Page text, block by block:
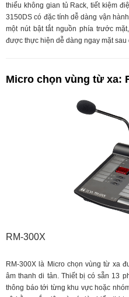
thiểu không gian tủ Rack, tiết kiệm
3150DS có đặc tính dễ dàng vận
một nút bật tắt nguồn phía trước
được thực hiện dễ dàng ngay mặt sau
Micro chọn vùng từ xa:
RM-300X
RM-300X là Micro chọn vùng từ xa
âm thanh di tản. Thiết bị có sẵn 13
thông báo tới từng khu vực hoặc